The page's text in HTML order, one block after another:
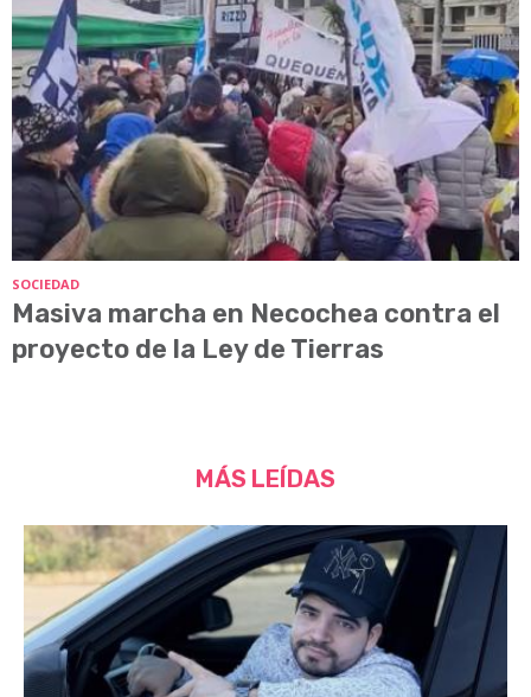
SOCIEDAD
Masiva marcha en Necochea contra el
proyecto de la Ley de Tierras
MÁS LEÍDAS